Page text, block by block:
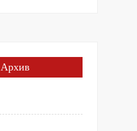
Архив